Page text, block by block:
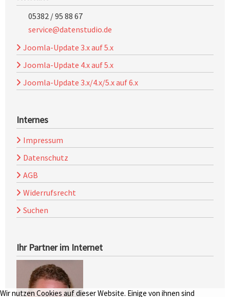
05382 / 95 88 67
service@datenstudio.de
Joomla-Update 3.x auf 5.x
Joomla-Update 4.x auf 5.x
Joomla-Update 3.x/4.x/5.x auf 6.x
Internes
Impressum
Datenschutz
AGB
Widerrufsrecht
Suchen
Ihr Partner im Internet
Wir nutzen Cookies auf dieser Website. Einige von ihnen sind